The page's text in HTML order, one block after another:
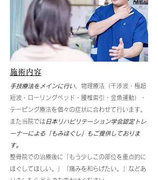
施術内容
手技療法をメインに行い 、物理療法（干渉波・極超
短波・ローリングベッド・腰椎索引・金魚運動）・
テーピング療法を個々の症状に合わせて行います。
​​また当院では 日本リハビリテーション学会認定トレ
ーナーによる「もみほぐし」もご提供しておりま
す。
整骨院での治療後に「もう少しこの部位を重点的に
ほぐしてほしい。」「痛みを和らげたい。」などあ